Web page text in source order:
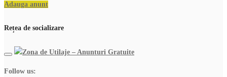
Adauga anunt
Rețea de socializare
Follow us: